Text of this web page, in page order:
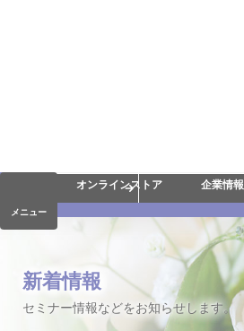
メニュー
オンラインストア
企業情報
新着情報
セミナー情報などをお知らせします。